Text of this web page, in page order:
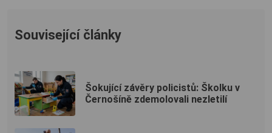
Související články
Šokující závěry policistů: Školku v
Černošíně zdemolovali nezletilí